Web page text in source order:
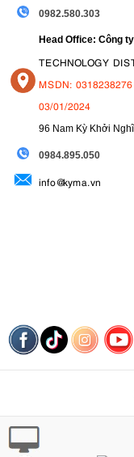
0982.580.303
Head Office: Công
TECHNOLOGY
MSDN:
03/01/2024
96 Nam Kỳ Khởi
0984.895.050
info@kyma.vn